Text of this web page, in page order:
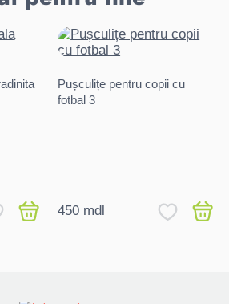
Pușculițe pentru copii cu
fotbal 3
450 mdl